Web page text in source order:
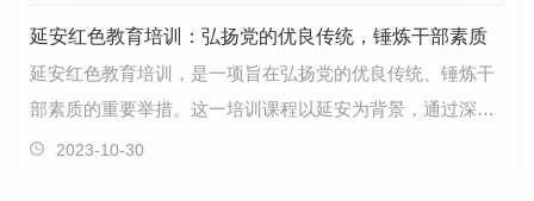
延安红色教育培训：弘扬党的优良传统，锤炼干部素质
延安红色教育培训，是一项旨在弘扬党的优良传统、锤炼干
部素质的重要举措。这一培训课程以延安为背景，通过深入
挖掘红色资源，向学员传递革命先辈的崇高精神和激励…
2023-10-30